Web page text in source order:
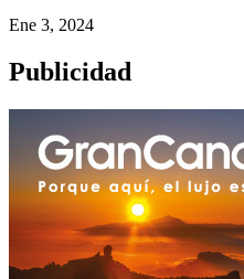
Ene 3, 2024
Publicidad